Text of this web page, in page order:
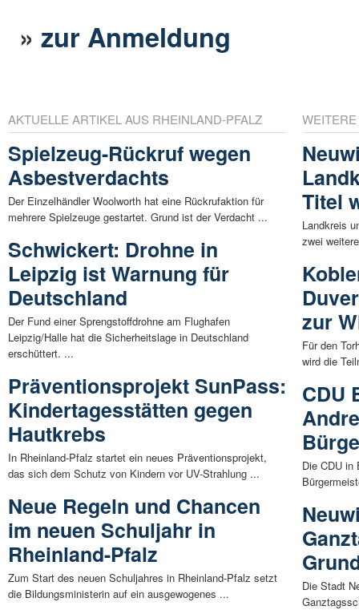
»zur Anmeldung
AKTUELLE ARTIKEL AUS RHEINLAND-PFALZ
Spielzeug-Rückruf wegen
Asbestverdachts
Der Einzelhändler Woolworth hat eine Rückrufaktion für
mehrere Spielzeuge gestartet. Grund ist der Verdacht ...
Schwickert: Drohne in
Leipzig ist Warnung für
Deutschland
Der Fund einer Sprengstoffdrohne am Flughafen
Leipzig/Halle hat die Sicherheitslage in Deutschland
erschüttert. ...
Präventionsprojekt SunPass:
Kindertagesstätten gegen
Hautkrebs
In Rheinland-Pfalz startet ein neues Präventionsprojekt,
das sich dem Schutz von Kindern vor UV-Strahlung ...
Neue Regeln und Chancen
im neuen Schuljahr in
Rheinland-Pfalz
Zum Start des neuen Schuljahres in Rheinland-Pfalz setzt
die Bildungsministerin auf ein ausgewogenes ...
Titel
Landkreis
zwei
zur
Für den
wird die
CDU
Die CDU in
Die Stadt